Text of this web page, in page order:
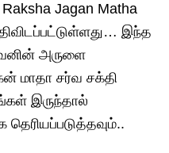
Jagan Matha
இந்த
அருளை
மாதா சர்வ சக்தி
இருந்தால்